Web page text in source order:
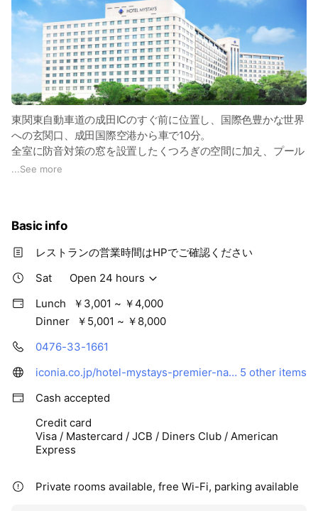
東関東自動車道の成田ICのすぐ前に位置し、国際色豊かな世界
への玄関口、成田国際空港から車で10分。
全室に防音対策の窓を設置したくつろぎの空間に加え、プール
やテニスコート、浴槽付のサウナ、エクササイズルームも完備
ードトリプルなど多彩にご用意しております。
69㎡の広さを誇るスイートルームは、空港が望めて絶景。キン
グサイズのベッドを配したプレミアスイートと、日本風の小上
りがあるジャパニーズスイート「なごみ」にて、優雅な時間を
レストランでは、月替わりでテーマに沿ったブッフェが堪能で
きる「ガーデニア」のほか、ホテル最上階には日本料理「あづ
ま」があり、空港の夜景を眺めながらお食事が楽しめます。
...See more
Basic info
レストランの営業時間はHPでご確認ください
Sat
Open 24 hours
Lunch
￥3,001 ~ ￥4,000
Dinner
￥5,001 ~ ￥8,000
0476-33-1661
iconia.co.jp/hotel-mystays-premier-narita-chiba 5 other items
Cash accepted
Credit card
Visa / Mastercard / JCB / Diners Club / American
Express
Private rooms available, free Wi-Fi, parking available